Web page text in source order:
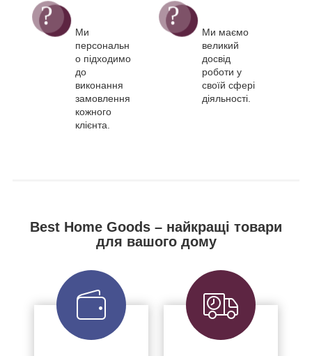
Ми
персональн
о підходимо
до
виконання
замовлення
кожного
клієнта.
Ми маємо
великий
досвід
роботи у
своїй сфері
діяльності.
Best Home Goods – найкращі товари
для вашого дому